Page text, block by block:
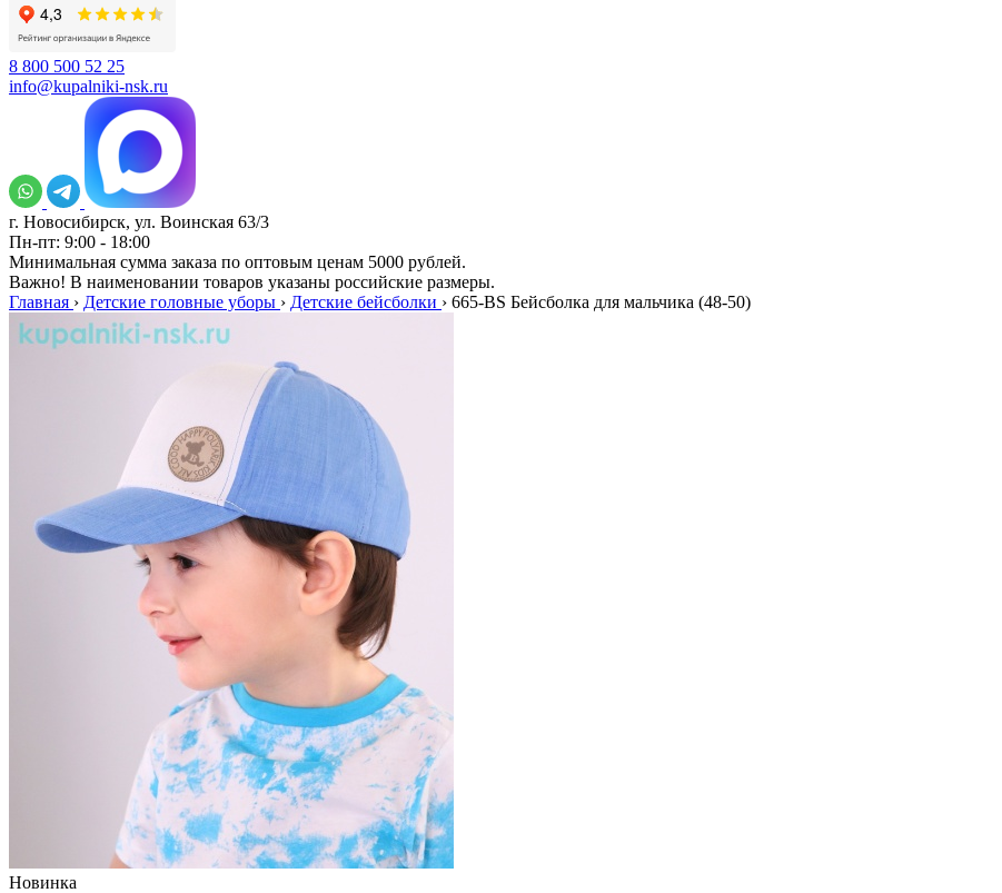
8 800 500 52 25
info@kupalniki-nsk.ru
г. Новосибирск, ул. Воинская 63/3
Пн-пт: 9:00 - 18:00
Минимальная сумма заказа по оптовым ценам 5000 рублей.
Важно! В наименовании товаров указаны российские размеры.
Главная › Детские головные уборы › Детские бейсболки › 665-BS Бейсболка для мальчика (48-50)
Новинка